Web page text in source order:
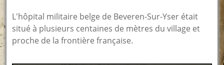
L'hôpital militaire belge de Beveren-Sur-Yser était
situé à plusieurs centaines de mètres du village et
proche de la frontière française.